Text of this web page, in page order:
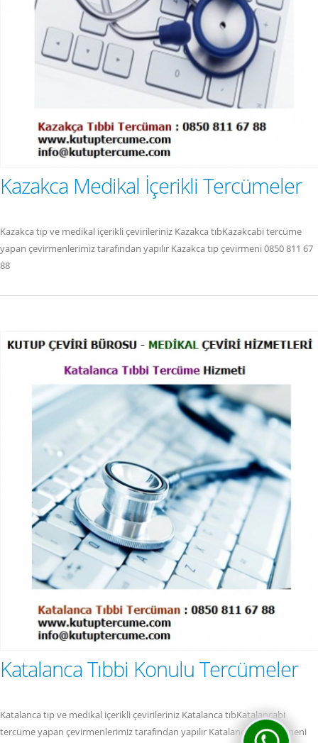
Kazakca Medikal İçerikli Tercümeler
Kazakca tıp ve medikal içerikli çevirileriniz Kazakca tıbKazakcabi tercüme
yapan çevirmenlerimiz tarafından yapılır Kazakca tıp çevirmeni 0850 811 67
88
Katalanca Tıbbi Konulu Tercümeler
Katalanca tıp ve medikal içerikli çevirileriniz Katalanca tıbKatalancabi
tercüme yapan çevirmenlerimiz tarafından yapılır Katalanca tıp çevirmeni